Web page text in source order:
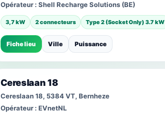
Opérateur : Shell Recharge Solutions (BE)
3,7 kW 2 connecteurs Type 2 (Socket Only) 3.7 kW
Fiche lieu Ville Puissance
Cereslaan 18
Cereslaan 18, 5384 VT, Bernheze
Opérateur : EVnetNL